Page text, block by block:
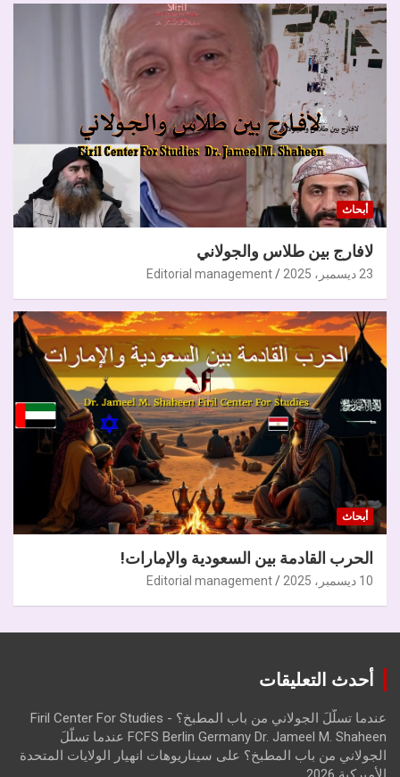
أبحاث
لافارج بين طلاس والجولاني
23 ديسمبر، 2025 Editorial management
أبحاث
الحرب القادمة بين السعودية والإمارات!
10 ديسمبر، 2025 Editorial management
أحدث التعليقات
عندما تسلّلَ الجولاني من باب المطبخ؟ - Firil Center For Studies
FCFS Berlin Germany Dr. Jameel M. Shaheen عندما تسلّلَ
الجولاني من باب المطبخ؟ على سيناريوهات انهيار الولايات المتحدة